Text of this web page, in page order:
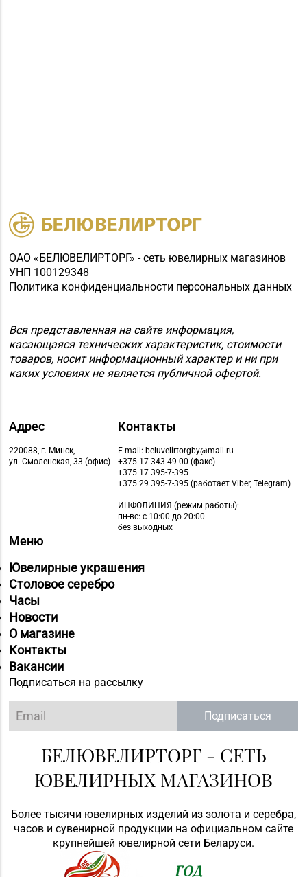
ОАО «БЕЛЮВЕЛИРТОРГ» - сеть ювелирных магазинов
УНП 100129348
Политика конфиденциальности персональных данных
Вся представленная на сайте информация,
касающаяся технических характеристик, стоимости
товаров, носит информационный характер и ни при
каких условиях не является публичной офертой.
Адрес
220088, г. Минск,
ул. Смоленская, 33 (офис)
Контакты
E-mail: beluvelirtorgby@mail.ru
+375 17 343-49-00 (факс)
+375 17 395-7-395
+375 29 395-7-395 (работает Viber, Telegram)
ИНФОЛИНИЯ (режим работы):
пн-вс: с 10:00 до 20:00
без выходных
Меню
Ювелирные украшения
Столовое серебро
Часы
Новости
О магазине
Контакты
Вакансии
Подписаться на рассылку
Подписаться
БЕЛЮВЕЛИРТОРГ - СЕТЬ
ЮВЕЛИРНЫХ МАГАЗИНОВ
Более тысячи ювелирных изделий из золота и серебра,
часов и сувенирной продукции на официальном сайте
крупнейшей ювелирной сети Беларуси.